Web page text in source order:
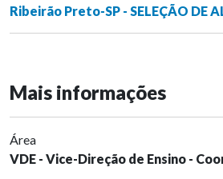
Ribeirão Preto-SP - SELEÇÃO DE
Mais informações
Área
VDE - Vice-Direção de Ensino -